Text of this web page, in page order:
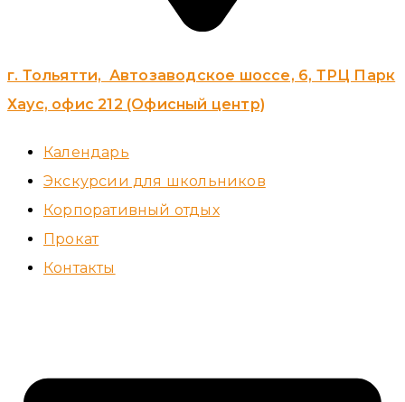
г. Тольятти, Автозаводское шоссе, 6, ТРЦ Парк
Хаус, офис 212 (Офисный центр)
Календарь
Экскурсии для школьников
Корпоративный отдых
Прокат
Контакты